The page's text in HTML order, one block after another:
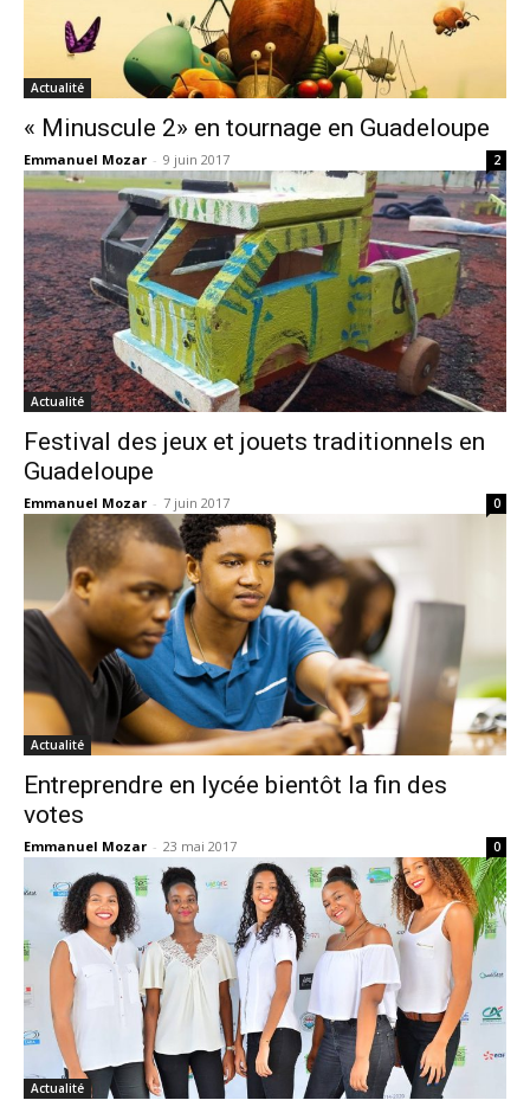
Actualité
« Minuscule 2» en tournage en Guadeloupe
Emmanuel Mozar - 9 juin 2017 2
Actualité
Festival des jeux et jouets traditionnels en
Guadeloupe
Emmanuel Mozar - 7 juin 2017 0
Actualité
Entreprendre en lycée bientôt la fin des
votes
Emmanuel Mozar - 23 mai 2017 0
Actualité